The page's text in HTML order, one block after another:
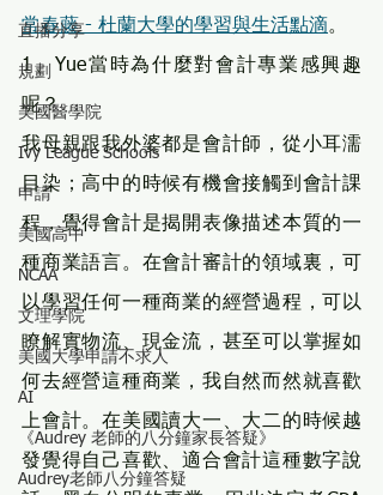
直播分享
規劃
美國醫學院
Ivy League Schools
申請
美國高中
NCAA
文理學院
美國大學申請不求人
AI
《Audrey 老師的八分鐘家長答疑》
Audrey老師八分鐘答疑
常春藤 - 杜蘭大學的學習與生活點滴。
1、Yue當時為什麼對會計專業感興趣
呢？
我母親跟我外婆都是會計師，從小耳濡
目染；高中的時候有機會接觸到會計課
程，覺得會計是揭開表像描述本質的一
種商業語言。在會計審計的領域裏，可
以學習任何一種商業的經營過程，可以
瞭解實物流、現金流，甚至可以掌握如
何去經營這種商業，我自然而然就喜歡
上會計。在美國讀大一、大二的時候越
發覺得自己喜歡、適合會計這種數字說